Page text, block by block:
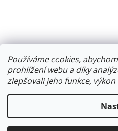
Používáme cookies,
prohlížení webu a díky
zlepšovali jeho funkce,